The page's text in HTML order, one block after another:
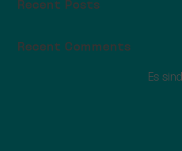
Recent Posts
Recent Comments
Es